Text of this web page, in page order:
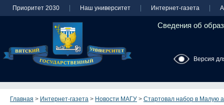
Приоритет 2030 Наш университет Интернет-газета
Сведения об
Версия
Главная > Интернет-газета > Новости МАГУ > Стартовал набор в Малую